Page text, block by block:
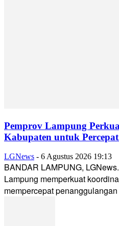
Pemprov Lampung
Kabupaten untuk
LGNews - 6 Agustus 2026 19:13
BANDAR LAMPUNG,
Lampung memperkuat
mempercepat